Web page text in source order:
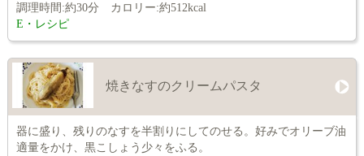
調理時間:約30分 カロリー:約512kcal
E・レシピ
焼きなすのクリームパスタ
器に盛り、残りのなすを半割りにしてのせる。好みでオリーブ油
適量をかけ、黒こしょう少々をふる。